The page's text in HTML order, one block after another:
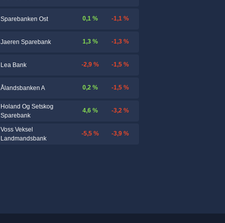
Sparebanken Ost 0,1 % -1,1 %
Jaeren Sparebank 1,3 % -1,3 %
Lea Bank -2,9 % -1,5 %
Ålandsbanken A 0,2 % -1,5 %
Holand Og Setskog
Sparebank
4,6 % -3,2 %
Voss Veksel
Landmandsbank
-5,5 % -3,9 %